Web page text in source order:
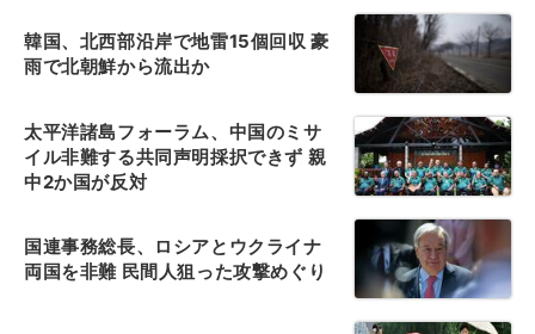
韓国、北西部沿岸で地雷15個回収 豪
雨で北朝鮮から流出か
太平洋諸島フォーラム、中国のミサ
イル非難する共同声明採択できず 親
中2か国が反対
国連事務総長、ロシアとウクライナ
両国を非難 民間人狙った攻撃めぐり